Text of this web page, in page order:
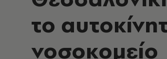
το
νοσοκομείο